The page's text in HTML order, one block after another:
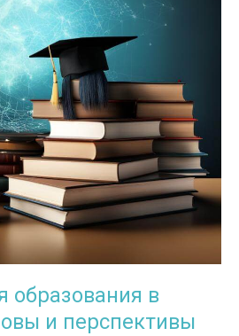
образования в
и перспективы